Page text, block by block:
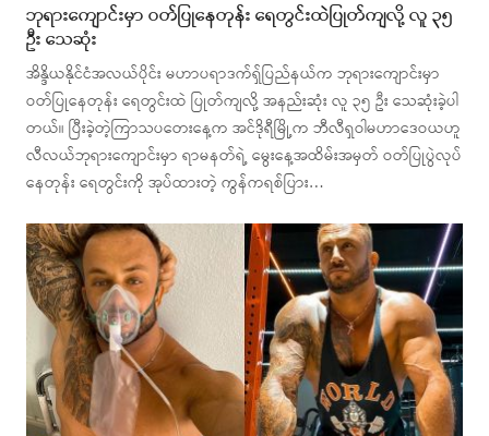
ဘုရားကျောင်းမှာ ဝတ်ပြုနေတုန်း ရေတွင်းထဲပြုတ်ကျလို့ လူ ၃၅
ဦး သေဆုံး
အိန္ဒိယနိုင်ငံအလယ်ပိုင်း မဟာပရာဒက်ရှ်ပြည်နယ်က ဘုရားကျောင်းမှာ
ဝတ်ပြုနေတုန်း ရေတွင်းထဲ ပြုတ်ကျလို့ အနည်းဆုံး လူ ၃၅ ဦး သေဆုံးခဲ့ပါ
တယ်။ ပြီးခဲ့တဲ့ကြာသပတေးနေ့က အင်ဒိုရီမြို့က ဘီလီရှဝါမဟာဒေဝယဟူ
လီလယ်ဘုရားကျောင်းမှာ ရာမနတ်ရဲ့ မွေးနေ့အထိမ်းအမှတ် ဝတ်ပြုပွဲလုပ်
နေတုန်း ရေတွင်းကို အုပ်ထားတဲ့ ကွန်ကရစ်ပြား…